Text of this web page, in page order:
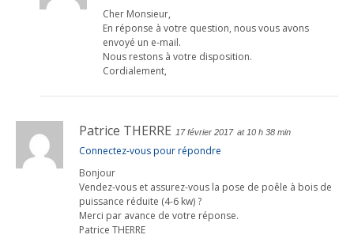
Cher Monsieur,
En réponse à votre question, nous vous avons
envoyé un e-mail.
Nous restons à votre disposition.
Cordialement,
Patrice THERRE 17 février 2017 at 10 h 38 min
Connectez-vous pour répondre
Bonjour
Vendez-vous et assurez-vous la pose de poêle à bois de
puissance réduite (4-6 kw) ?
Merci par avance de votre réponse.
Patrice THERRE